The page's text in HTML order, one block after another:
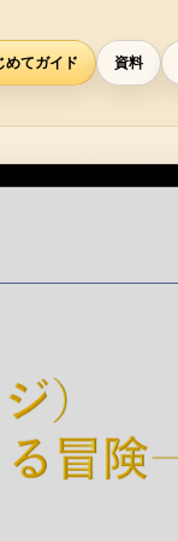
めてガイド 資料